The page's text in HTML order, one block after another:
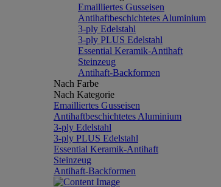
Emailliertes Gusseisen
Antihaftbeschichtetes Aluminium
3-ply Edelstahl
3-ply PLUS Edelstahl
Essential Keramik-Antihaft
Steinzeug
Antihaft-Backformen
Nach Farbe
Nach Kategorie
Emailliertes Gusseisen
Antihaftbeschichtetes Aluminium
3-ply Edelstahl
3-ply PLUS Edelstahl
Essential Keramik-Antihaft
Steinzeug
Antihaft-Backformen